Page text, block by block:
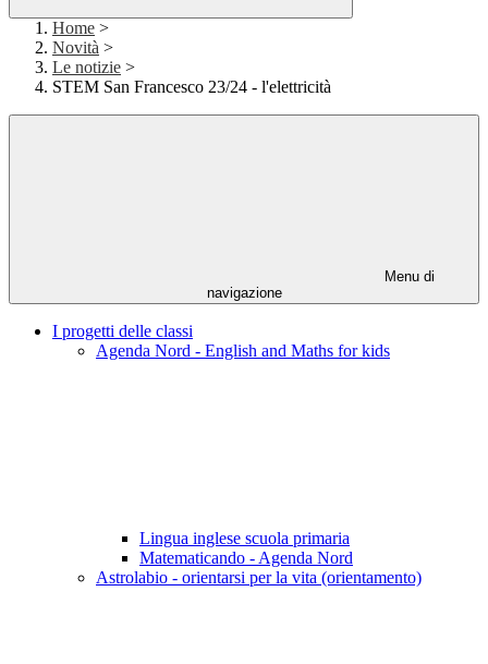
Home >
Novità >
Le notizie >
STEM San Francesco 23/24 - l'elettricità
Menu di
navigazione
I progetti delle classi
Agenda Nord - English and Maths for kids
Lingua inglese scuola primaria
Matematicando - Agenda Nord
Astrolabio - orientarsi per la vita (orientamento)